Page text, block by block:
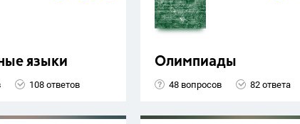
языки
108 ответов
Олимпиады
48 вопросов 82 ответа